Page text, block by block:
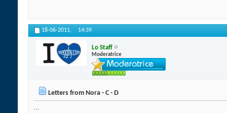
18-06-2011, 14:39
Lo Staff
Moderatrice
Letters from Nora - C - D
...